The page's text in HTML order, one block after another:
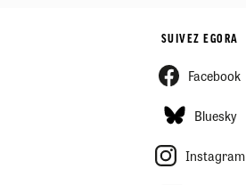
SUIVEZ EGORA
Facebook
Bluesky
Instagram